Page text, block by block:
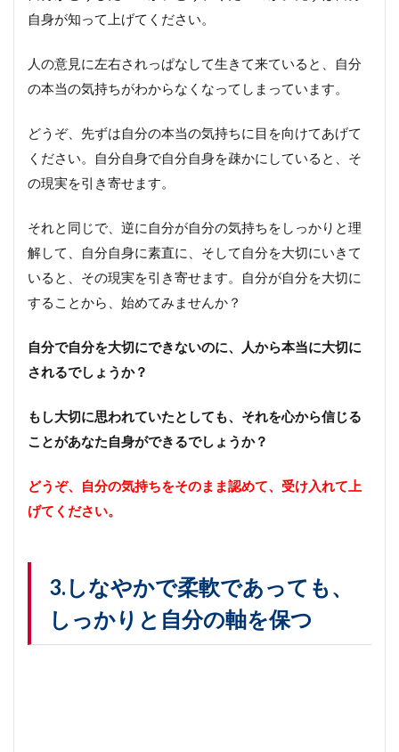
自身が知って上げてください。
人の意見に左右されっぱなして生きて来ていると、自分
の本当の気持ちがわからなくなってしまっています。
どうぞ、先ずは自分の本当の気持ちに目を向けてあげて
ください。自分自身で自分自身を疎かにしていると、そ
の現実を引き寄せます。
それと同じで、逆に自分が自分の気持ちをしっかりと理
解して、自分自身に素直に、そして自分を大切にいきて
いると、その現実を引き寄せます。自分が自分を大切に
することから、始めてみませんか？
自分で自分を大切にできないのに、人から本当に大切に
されるでしょうか？
もし大切に思われていたとしても、それを心から信じる
ことがあなた自身ができるでしょうか？
どうぞ、自分の気持ちをそのまま認めて、受け入れて上
げてください。
3.しなやかで柔軟であっても、
しっかりと自分の軸を保つ